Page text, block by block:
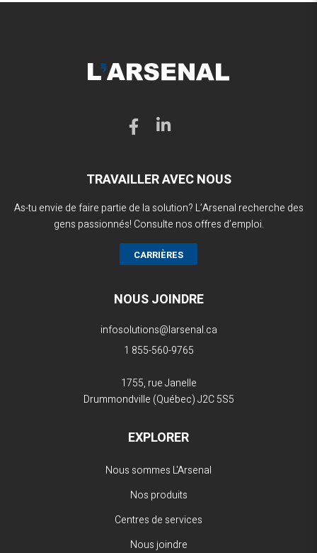
TRAVAILLER AVEC NOUS
As-tu envie de faire partie de la solution? L’Arsenal recherche des
gens passionnés! Consulte nos offres d’emploi.
CARRIÈRES
NOUS JOINDRE
infosolutions@larsenal.ca
1 855-560-9765
1755, rue Janelle
Drummondville (Québec)J2C 5S5
EXPLORER
Nous sommes L'Arsenal
Nos produits
Centres de services
Nous joindre